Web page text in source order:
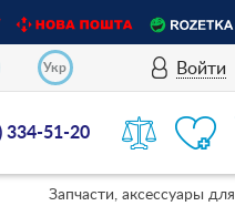
Укр Войти
334-51-20
Запчасти, аксессуары для